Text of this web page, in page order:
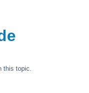
this topic.